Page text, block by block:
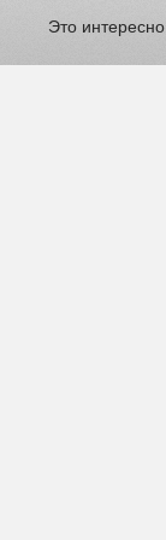
Это интересно